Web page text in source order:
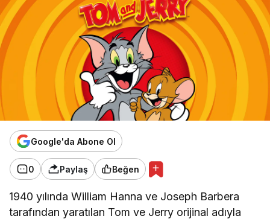
Google'da Abone Ol
0 Paylaş Beğen
1940 yılında William Hanna ve Joseph Barbera
tarafından yaratılan Tom ve Jerry orijinal adıyla